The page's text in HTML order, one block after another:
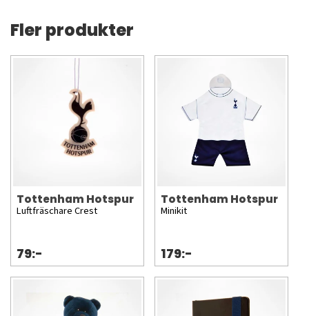
Fler produkter
Tottenham Hotspur
Luftfräschare Crest
79:-
Tottenham Hotspur
Minikit
179:-